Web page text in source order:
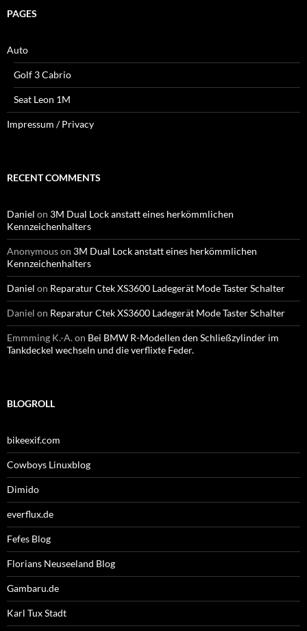
PAGES
Auto
Golf 3 Cabrio
Seat Leon 1M
Impressum / Privacy
RECENT COMMENTS
Daniel on 3M Dual Lock anstatt eines herkömmlichen
Kennzeichenhalters
Anonymouson 3M Dual Lock anstatt eines herkömmlichen
Kennzeichenhalters
Daniel on Reparatur Ctek XS3600 Ladegerät Mode Taster Schalter
Daniel on Reparatur Ctek XS3600 Ladegerät Mode Taster Schalter
Emmming K.-A.on Bei BMW R-Modellen den Schließzylinder im
Tankdeckel wechseln und die verflixte Feder.
BLOGROLL
bikeexif.com
Cowboys Linuxblog
Dimido
everflux.de
Fefes Blog
Florians Neuseeland Blog
Gambaru.de
Karl Tux Stadt